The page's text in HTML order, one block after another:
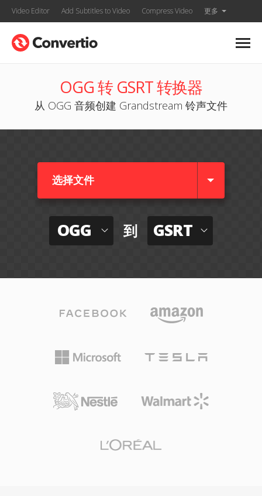
Video Editor Add Subtitles to Video Compress Video 更多
OGG 转 GSRT 转换器
从 OGG 音频创建 Grandstream 铃声文件
选择文件
OGG 到 GSRT